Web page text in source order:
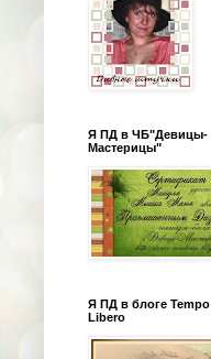
Я ПД в ЧБ"Девицы-
Мастерицы"
Я ПД в блоге Tempo
Libero